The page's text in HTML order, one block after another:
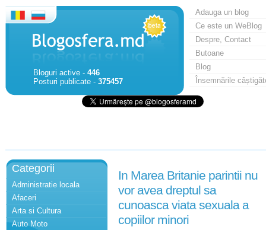
Bloguri active - 446
Posturi publicate - 375457
Adauga un blog
Ce este un WeBlog
Despre, Contact
Butoane
Blog
Însemnările
Categorii
Administratie locala
Afaceri
Arta si Cultura
Auto Moto
In Marea Britanie parintii nu
vor avea dreptul sa
cunoasca viata sexuala a
copiilor minori